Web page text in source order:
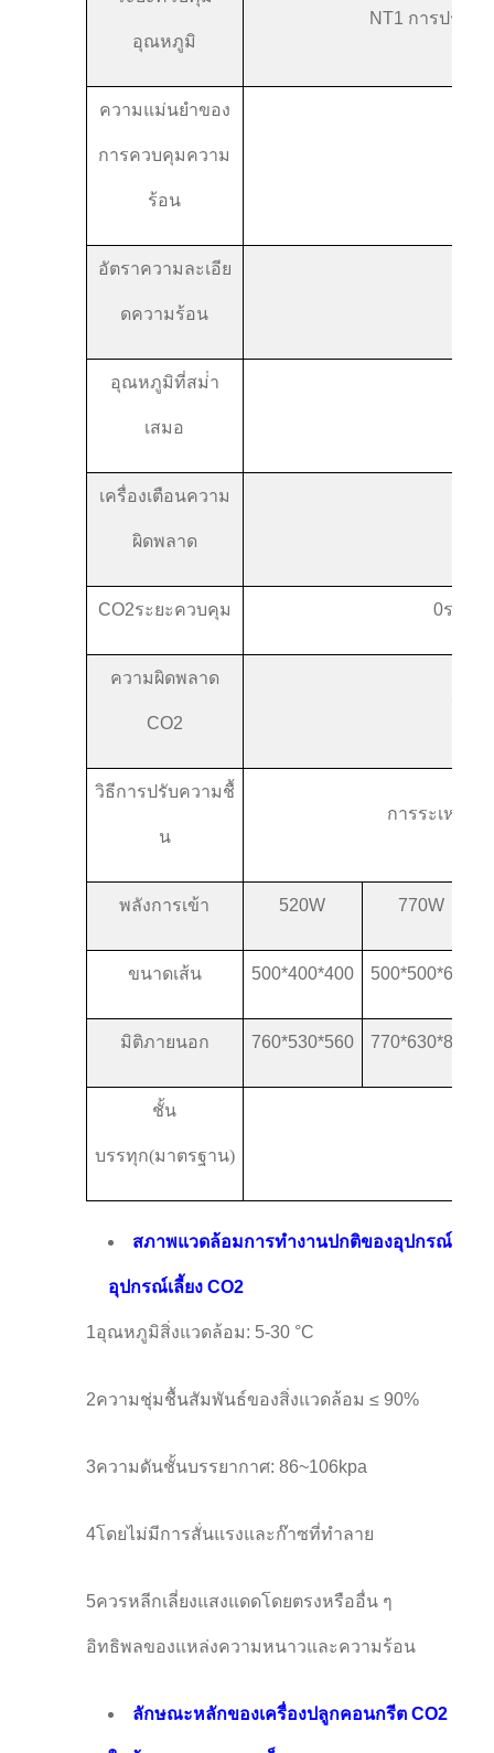
อุณหภูมิ
NT1 การประก
ความแม่นยําของ
การควบคุมความ
ร้อน
อัตราความละเอีย
ดความร้อน
อุณหภูมิที่สม่ํา
เสมอ
เครื่องเตือนความ
ผิดพลาด
CO2ระยะควบคุม 0รางวัล
ความผิดพลาด
CO2
วิธีการปรับความชื้
น
การระเหยต
พลังการเข้า 520W 770W
ขนาดเส้น 500*400*400 500*500*650
มิติภายนอก 760*530*560 770*630*810
ชั้น
บรรทุก(มาตรฐาน)
สภาพแวดล้อมการทํางานปกติของอุปกรณ์
อุปกรณ์เลี้ยง CO2
1อุณหภูมิสิ่งแวดล้อม: 5-30 °C
2ความชุ่มชื้นสัมพันธ์ของสิ่งแวดล้อม ≤ 90%
3ความดันชั้นบรรยากาศ: 86~106kpa
4โดยไม่มีการสั่นแรงและก๊าซที่ทําลาย
5ควรหลีกเลี่ยงแสงแดดโดยตรงหรืออื่น ๆ
อิทธิพลของแหล่งความหนาวและความร้อน
ลักษณะหลักของเครื่องปลูกคอนกรีต CO2